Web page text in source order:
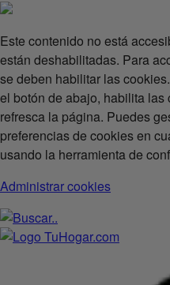
Este contenido no está
están deshabilitadas. Para
se deben habilitar las
el botón de abajo, habilita las
refresca la página. Puedes
preferencias de cookies en
usando la herramienta de
Administrar cookies